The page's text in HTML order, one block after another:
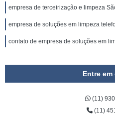
empresa de terceirização e limpeza
empresa de soluções em limpeza
contato de empresa de soluções em
Entre
(11)
(11)